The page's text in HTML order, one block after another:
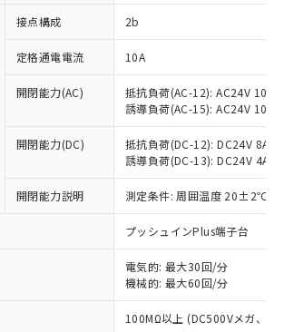
接点構成 2b
定格通電電流 10A
開閉能力(AC)
抵抗負荷(AC-12): AC24V 10A/
誘導負荷(AC-15): AC24V
開閉能力(DC)
抵抗負荷(DC-12): DC24V 8A/
誘導負荷(DC-13): DC24V 4A/
開閉能力説明 測定条件: 周囲温度 20±2℃、
プッシュインPlus端子台
電気的: 最大30回/分
機械的: 最大60回/分
100MΩ以上 (DC500Vメガ、点
条件
件をお読みいただき、同意のうえ
ださい。
品の当社在庫状況および標準価格
抜)を提供させていただくもので
社制御機器事業取扱商品の中には、
サービスの対象外となる商品もある
とをご了承ください。
庫状況および標準価格照会結果は、
載している更新日時点での社内デー
に基づき作成されるものであり、閲
された時点での実際の在庫および標
：EU RoHS指令（10物質）の非含
た製品に切り替える予定のある
なし：EU RoHS指令（10物質）の
非対応の商品で、対応品を出す予
認中：EU RoHS指令（10物質）の
対応状況を調査中または確認中の
：ライセンス料など無形物で、有
無と関係のない商品です。
の事情により、非含有部品として
、含有品と判明した場合などや
変更することがあります。
以下、
RoHS○×表
最大均質材料含有率が中国RoHSの
下であることを示します。
最大均質材料含有率が中国RoHSの
えていることを示します。
未確認です。当社販売部門へお問
ださい。
物質の基準値 (GB/T26572)：
、 Hg(水銀) : 1000ppm、 Cd(カドミウ
社は、これら貴社製品のうち、外国
替および外国貿易法に定める商品
以下｢規制貨物等」という）を輸出
たは国外への提供する場合は、日本
政府の輸出許可(または役務取引許